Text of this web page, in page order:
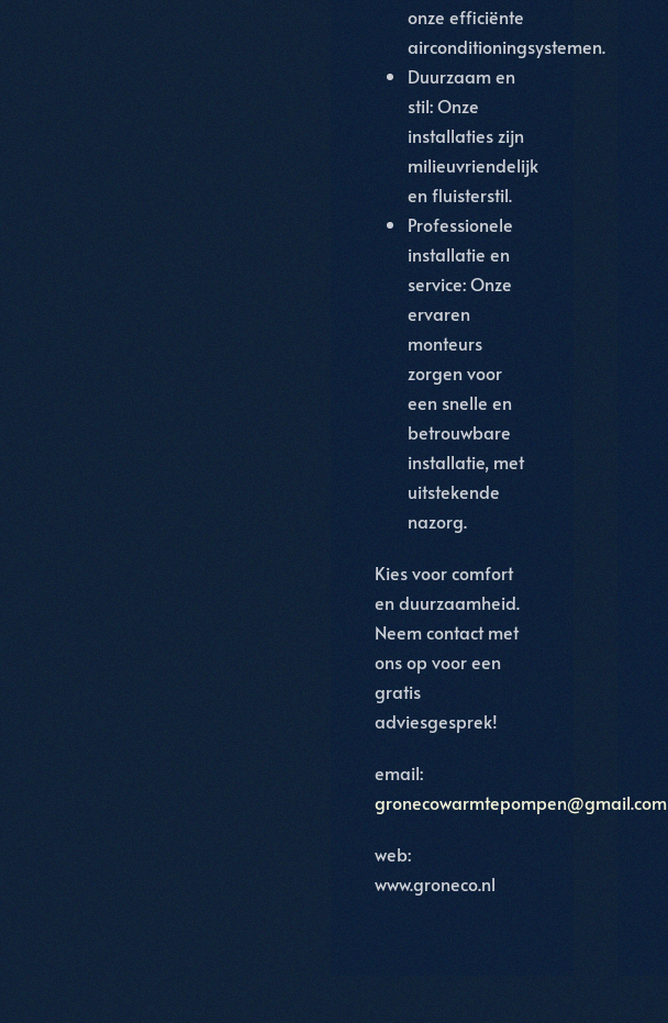
onze efficiënte
airconditioningsystemen.
Duurzaam en
stil: Onze
installaties zijn
milieuvriendelijk
en fluisterstil.
Professionele
installatie en
service: Onze
ervaren
monteurs
zorgen voor
een snelle en
betrouwbare
installatie, met
uitstekende
nazorg.
Kies voor comfort
en duurzaamheid.
Neem contact met
ons op voor een
gratis
adviesgesprek!
email:
gronecowarmtepompen@gmail.com
web:
www.groneco.nl